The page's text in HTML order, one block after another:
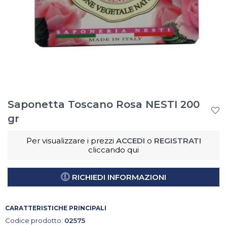
Saponetta Toscano Rosa NESTI 200
gr
Per visualizzare i prezzi ACCEDI o REGISTRATI
cliccando qui
RICHIEDI INFORMAZIONI
CARATTERISTICHE PRINCIPALI
Codice prodotto: 02575